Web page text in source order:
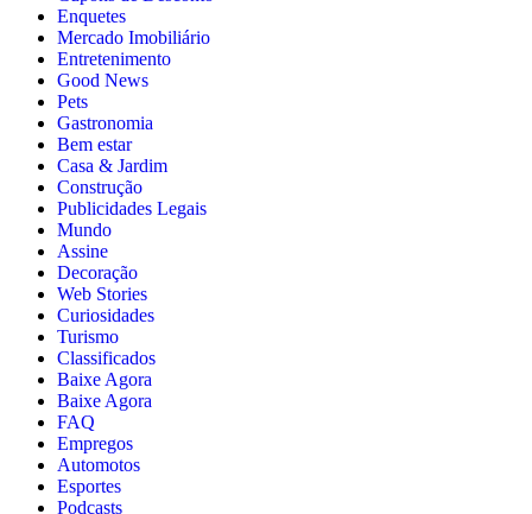
Enquetes
Mercado Imobiliário
Entretenimento
Good News
Pets
Gastronomia
Bem estar
Casa & Jardim
Construção
Publicidades Legais
Mundo
Assine
Decoração
Web Stories
Curiosidades
Turismo
Classificados
Baixe Agora
Baixe Agora
FAQ
Empregos
Automotos
Esportes
Podcasts